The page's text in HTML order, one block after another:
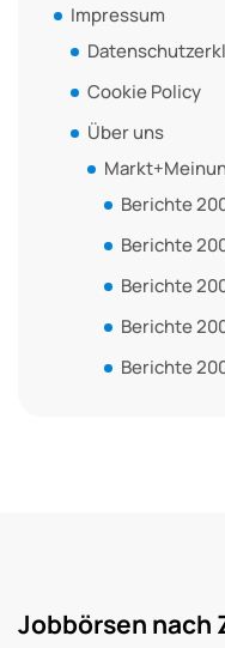
Impressum
Cookie Policy
Über uns
Berichte
Berichte
Berichte
Berichte
Berichte
Jobbörsen nach